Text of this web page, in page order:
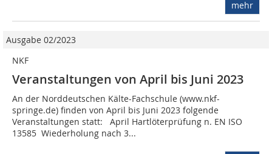
mehr
Ausgabe 02/2023
NKF
Veranstaltungen von April bis Juni 2023
An der Norddeutschen Kälte-Fachschule (www.nkf-
springe.de) finden von April bis Juni 2023 folgende
Veranstaltungen statt: April Hartlöterprüfung n. EN ISO
13585  Wiederholung nach 3...